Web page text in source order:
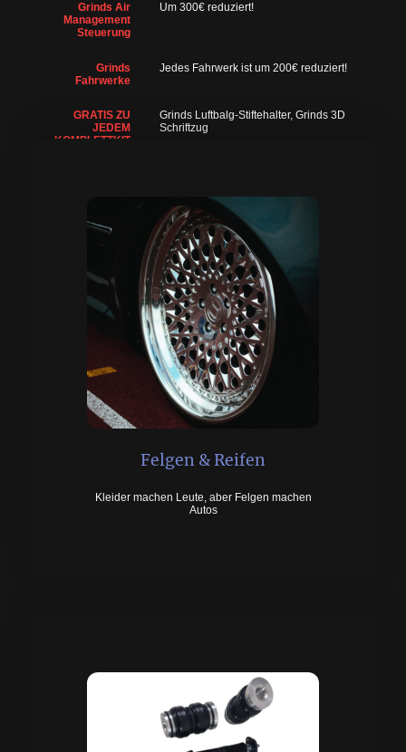
Grinds Air
Management
Steuerung
Um 300€ reduziert!
Grinds
Fahrwerke
Jedes Fahrwerk ist um 200€ reduziert!
GRATIS ZU
JEDEM
KOMPLETTKIT
Grinds Luftbalg-Stiftehalter, Grinds 3D
Schriftzug
Felgen & Reifen
Kleider machen Leute, aber Felgen machen
Autos